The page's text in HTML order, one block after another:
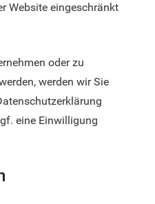
Website eingeschränkt
oder zu
werden wir Sie
eine Einwilligung